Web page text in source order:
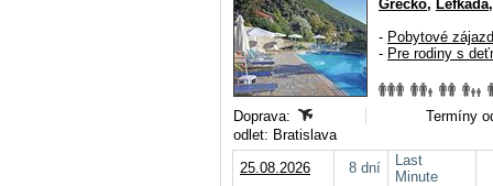
Grécko, Lefkada
- Pobytové
- Pre rodiny s
Doprava:
Termíny
odlet: Bratislava
25.08.2026
8 dní
Last
Minute